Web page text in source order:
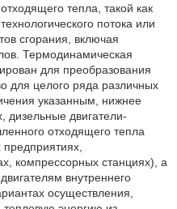
тепла, такой как
потока или
сгорания, включая
Термодинамическая
для преобразования
для целого ряда различных
указанным, нижнее
дизельные двигатели-
отходящего тепла
компрессорных станциях), а
внутреннего
осуществления,